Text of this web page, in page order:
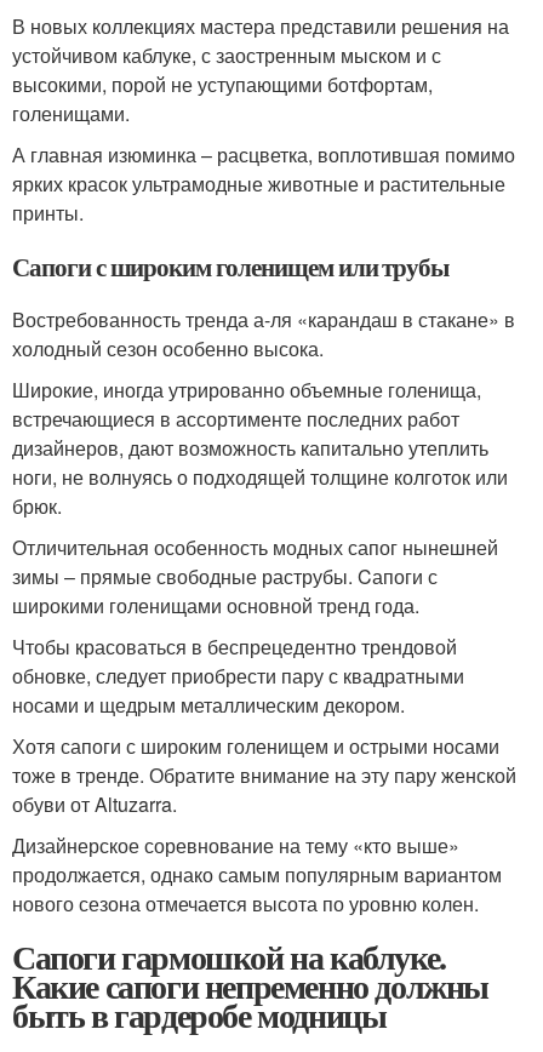
В новых коллекциях мастера представили решения на
устойчивом каблуке, с заостренным мыском и с
высокими, порой не уступающими ботфортам,
голенищами.
А главная изюминка – расцветка, воплотившая помимо
ярких красок ультрамодные животные и растительные
принты.
Сапоги с широким голенищем или трубы
Востребованность тренда а-ля «карандаш в стакане» в
холодный сезон особенно высока.
Широкие, иногда утрированно объемные голенища,
встречающиеся в ассортименте последних работ
дизайнеров, дают возможность капитально утеплить
ноги, не волнуясь о подходящей толщине колготок или
брюк.
Отличительная особенность модных сапог нынешней
зимы – прямые свободные раструбы. Cапоги с
широкими голенищами основной тренд года.
Чтобы красоваться в беспрецедентно трендовой
обновке, следует приобрести пару с квадратными
носами и щедрым металлическим декором.
Хотя сапоги с широким голенищем и острыми носами
тоже в тренде. Обратите внимание на эту пару женской
обуви от Altuzarra.
Дизайнерское соревнование на тему «кто выше»
продолжается, однако самым популярным вариантом
нового сезона отмечается высота по уровню колен.
Сапоги гармошкой на каблуке.
Какие сапоги непременно должны
быть в гардеробе модницы